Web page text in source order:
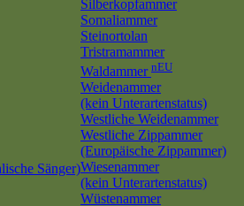
Sänger)
Silberkopfammer
Somaliammer
Steinortolan
Tristramammer
Waldammer nEU
Weidenammer
(kein Unterartenstatus)
Westliche Weidenammer
Westliche Zippammer
(Europäische Zippammer)
Wiesenammer
(kein Unterartenstatus)
Wüstenammer